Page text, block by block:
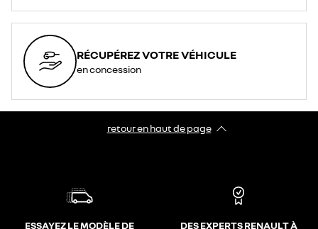
RÉCUPÉREZ VOTRE VÉHICULE
en concession
retour en haut de page​
ESSAYEZ LE MODÈLE DE
DES EXPERTS RENAULT À